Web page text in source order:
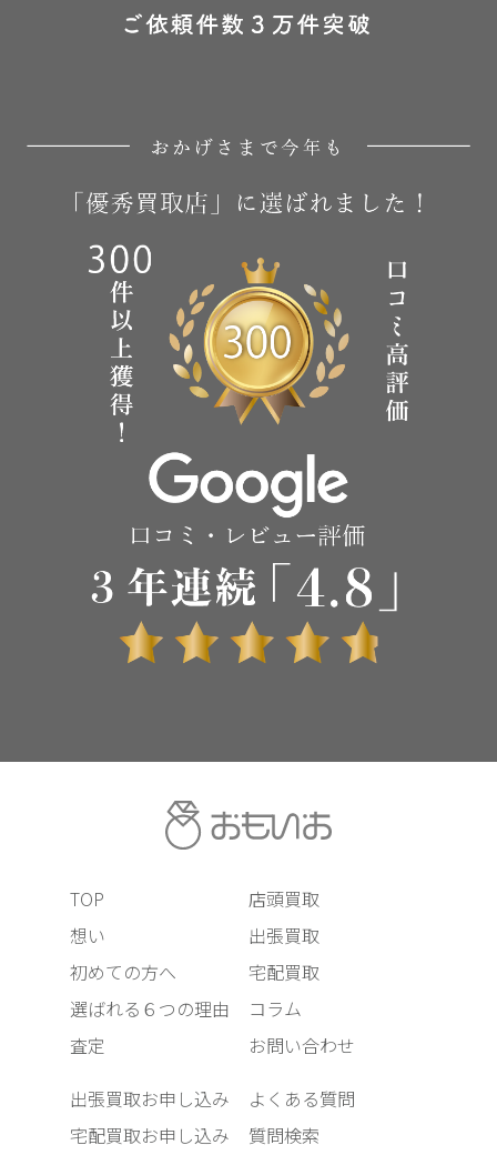
TOP
想い
初めての方へ
選ばれる６つの理由
査定
店頭買取
出張買取
宅配買取
コラム
お問い合わせ
出張買取お申し込み
宅配買取お申し込み
よくある質問
質問検索